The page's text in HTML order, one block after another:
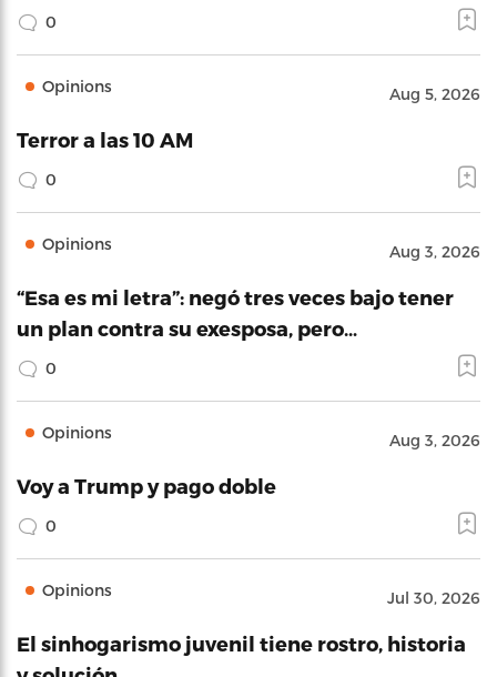
0
Opinions Aug 5, 2026
Terror a las 10 AM
0
Opinions Aug 3, 2026
“Esa es mi letra”: negó tres veces bajo tener
un plan contra su exesposa, pero…
0
Opinions Aug 3, 2026
Voy a Trump y pago doble
0
Opinions Jul 30, 2026
El sinhogarismo juvenil tiene rostro, historia